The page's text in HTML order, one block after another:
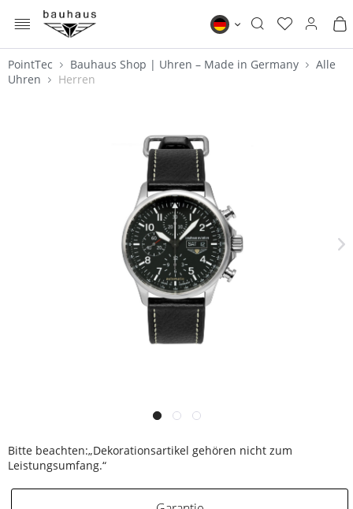
MENÜ
PointTec
Bauhaus Shop | Uhren – Made in Germany
Alle
Uhren
Herren
Bitte beachten:„Dekorationsartikel gehören nicht zum
Leistungsumfang.“